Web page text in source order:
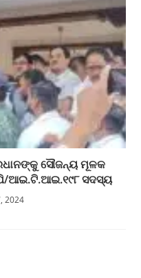
ସୌଜନ୍ୟ ମୂଳକ
ଆଇ.ଟି.ଆଇ.୧୯୮ ସଦସ୍ୟ
2024